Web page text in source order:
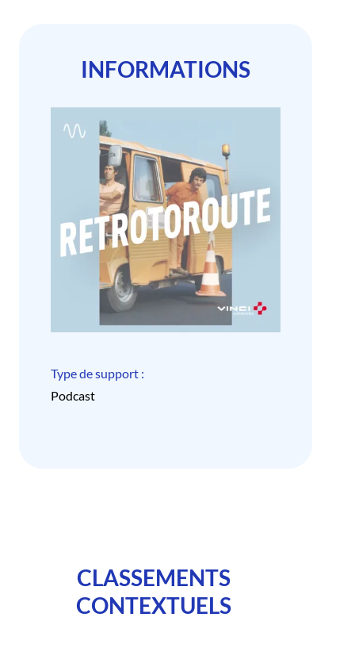
INFORMATIONS
Type de support :
Podcast
CLASSEMENTS
CONTEXTUELS